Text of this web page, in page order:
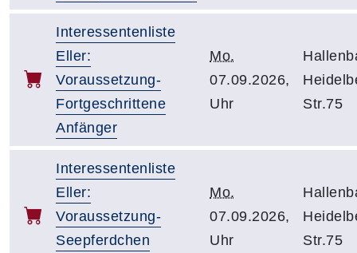
Interessentenliste
Eller:
Voraussetzung-
Fortgeschrittene
Anfänger
Mo.
07.09.2026,
Uhr
Str.75
Interessentenliste
Eller:
Voraussetzung-
Seepferdchen
Mo.
07.09.2026,
Uhr
Str.75